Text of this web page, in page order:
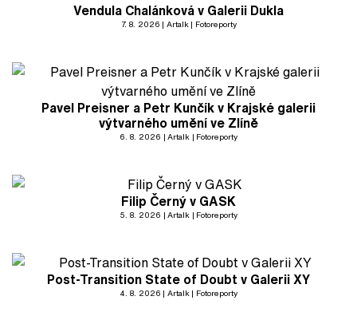
Vendula Chalánková v Galerii Dukla
7. 8. 2026 Artalk Fotoreporty
Pavel Preisner a Petr Kunčík v Krajské galerii
výtvarného umění ve Zlíně
6. 8. 2026 Artalk Fotoreporty
Filip Černý v GASK
5. 8. 2026 Artalk Fotoreporty
Post-Transition State of Doubt v Galerii XY
4. 8. 2026 Artalk Fotoreporty